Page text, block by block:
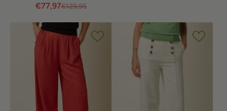
€77,97€129,95